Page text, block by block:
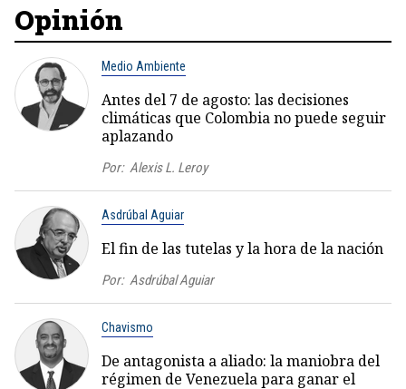
Opinión
Medio Ambiente
Antes del 7 de agosto: las decisiones
climáticas que Colombia no puede seguir
aplazando
Por: Alexis L. Leroy
Asdrúbal Aguiar
El fin de las tutelas y la hora de la nación
Por: Asdrúbal Aguiar
Chavismo
De antagonista a aliado: la maniobra del
régimen de Venezuela para ganar el